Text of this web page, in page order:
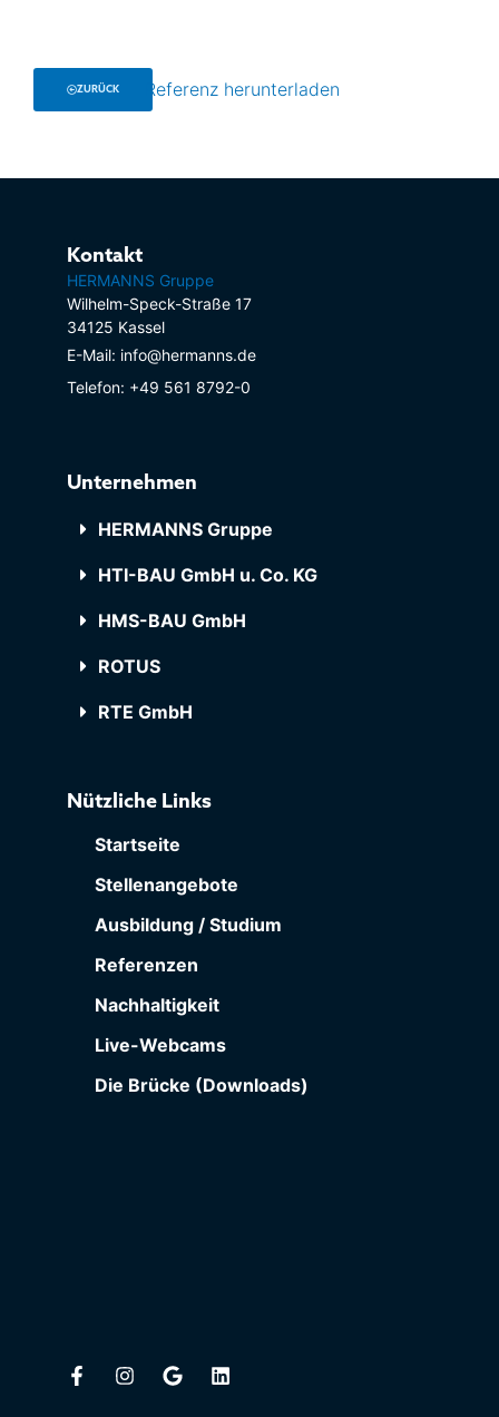
ZURÜCK Referenz herunterladen
Unternehmen
HERMANNS Gruppe
HTI-BAU GmbH u. Co. KG
HMS-BAU GmbH
ROTUS
RTE GmbH
Nützliche Links
Startseite
Stellenangebote
Ausbildung / Studium
Referenzen
Nachhaltigkeit
Live-Webcams
Die Brücke (Downloads)
Kontakt
HERMANNS Gruppe
Wilhelm-Speck-Straße 17
34125 Kassel
E-Mail: info@hermanns.de
Telefon: +49 561 8792-0